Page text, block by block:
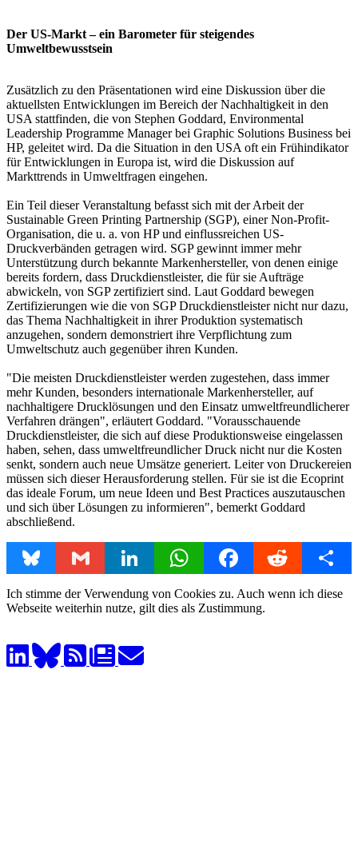
Der US-Markt – ein Barometer für steigendes
Umweltbewusstsein
Zusätzlich zu den Präsentationen wird eine Diskussion über die
aktuellsten Entwicklungen im Bereich der Nachhaltigkeit in den
USA stattfinden, die von Stephen Goddard, Environmental
Leadership Programme Manager bei Graphic Solutions Business bei
HP, geleitet wird. Da die Situation in den USA oft ein Frühindikator
für Entwicklungen in Europa ist, wird die Diskussion auf
Markttrends in Umweltfragen eingehen.
Ein Teil dieser Veranstaltung befasst sich mit der Arbeit der
Sustainable Green Printing Partnership (SGP), einer Non-Profit-
Organisation, die u. a. von HP und einflussreichen US-
Druckverbänden getragen wird. SGP gewinnt immer mehr
Unterstützung durch bekannte Markenhersteller, von denen einige
bereits fordern, dass Druckdienstleister, die für sie Aufträge
abwickeln, von SGP zertifiziert sind. Laut Goddard bewegen
Zertifizierungen wie die von SGP Druckdienstleister nicht nur dazu,
das Thema Nachhaltigkeit in ihrer Produktion systematisch
anzugehen, sondern demonstriert ihre Verpflichtung zum
Umweltschutz auch gegenüber ihren Kunden.
"Die meisten Druckdienstleister werden zugestehen, dass immer
mehr Kunden, besonders internationale Markenhersteller, auf
nachhaltigere Drucklösungen und den Einsatz umweltfreundlicherer
Verfahren drängen", erläutert Goddard. "Vorausschauende
Druckdienstleister, die sich auf diese Produktionsweise eingelassen
haben, sehen, dass umweltfreundlicher Druck nicht nur die Kosten
senkt, sondern auch neue Umsätze generiert. Leiter von Druckereien
müssen sich dieser Herausforderung stellen. Für sie ist die Ecoprint
das ideale Forum, um neue Ideen und Best Practices auszutauschen
und sich über Lösungen zu informieren", bemerkt Goddard
abschließend.
Bluesky Gmail LinkedIn WhatsAppFacebookReddit Share
Ich stimme der Verwendung von Cookies zu. Auch wenn ich diese
Webseite weiterhin nutze, gilt dies als Zustimmung.